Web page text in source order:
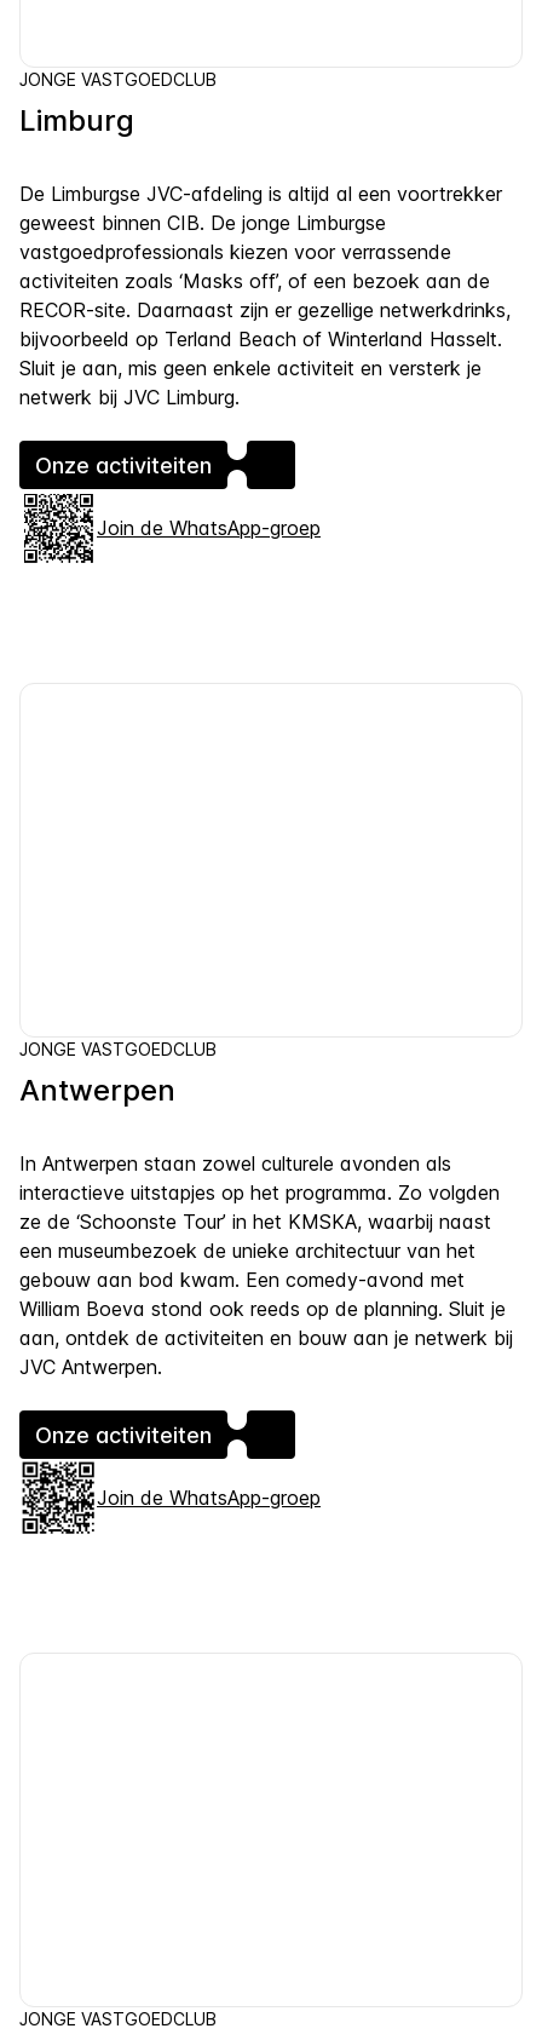
JONGE VASTGOEDCLUB
Limburg
De Limburgse JVC-afdeling is altijd al een voortrekker
geweest binnen CIB. De jonge Limburgse
vastgoedprofessionals kiezen voor verrassende
activiteiten zoals ‘Masks off’, of een bezoek aan de
RECOR-site. Daarnaast zijn er gezellige netwerkdrinks,
bijvoorbeeld op Terland Beach of Winterland Hasselt.
Sluit je aan, mis geen enkele activiteit en versterk je
netwerk bij JVC Limburg.
Onze activiteiten
Join de WhatsApp-groep
JONGE VASTGOEDCLUB
Antwerpen
In Antwerpen staan zowel culturele avonden als
interactieve uitstapjes op het programma. Zo volgden
ze de ‘Schoonste Tour’ in het KMSKA, waarbij naast
een museumbezoek de unieke architectuur van het
gebouw aan bod kwam. Een comedy-avond met
William Boeva stond ook reeds op de planning. Sluit je
aan, ontdek de activiteiten en bouw aan je netwerk bij
JVC Antwerpen.
Onze activiteiten
Join de WhatsApp-groep
JONGE VASTGOEDCLUB